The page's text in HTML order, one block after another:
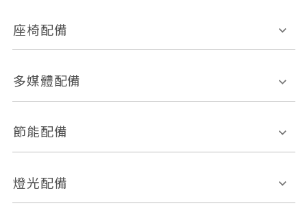
恆溫空調
前座正面氣囊
ABS防鎖死
車道偏離警示
自動停車系統 盲點偵測系統
倒車雷達
座椅配備
皮椅
多媒體配備
外部音源接入
節能配備
引擎啟閉系統
燈光配備